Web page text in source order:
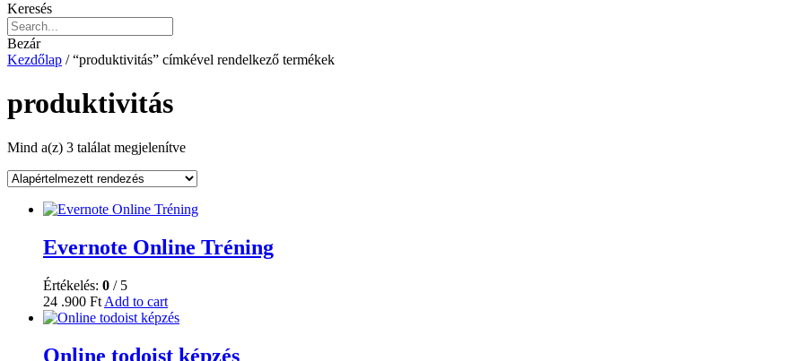
Keresés
Bezár
Kezdőlap / “produktivitás” címkével rendelkező termékek
produktivitás
Mind a(z) 3 találat megjelenítve
Evernote Online Tréning
Értékelés: 0 / 5
24 .900 Ft Add to cart
Online todoist képzés